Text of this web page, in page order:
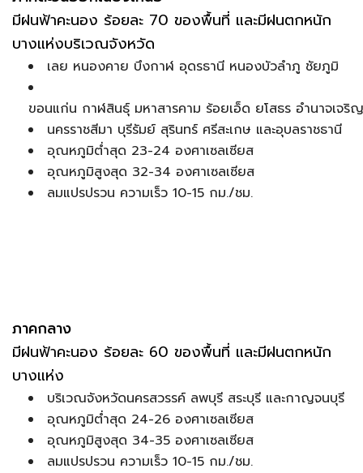
มีฝนฟ้าคะนอง ร้อยละ 70 ของพื้นที่ และมีฝนตกหนัก
บางแห่งบริเวณจังหวัด
เลย หนองคาย บึงกาฬ อุดรธานี หนองบัวลำภู ชัยภูมิ
ขอนแก่น กาฬสินธุ์ มหาสารคาม ร้อยเอ็ด ยโสธร อำนาจเจ
นครราชสีมา บุรีรัมย์ สุรินทร์ ศรีสะเกษ และอุบลราชธานี
อุณหภูมิต่ำสุด 23-24 องศาเซลเซียส
อุณหภูมิสูงสุด 32-34 องศาเซลเซียส
ลมแปรปรวน ความเร็ว 10-15 กม./ชม.
ภาคกลาง
มีฝนฟ้าคะนอง ร้อยละ 60 ของพื้นที่ และมีฝนตกหนัก
บางแห่ง
บริเวณจังหวัดนครสวรรค์ ลพบุรี สระบุรี และกาญจนบุรี
อุณหภูมิต่ำสุด 24-26 องศาเซลเซียส
อุณหภูมิสูงสุด 34-35 องศาเซลเซียส
ลมแปรปรวน ความเร็ว 10-15 กม./ชม.